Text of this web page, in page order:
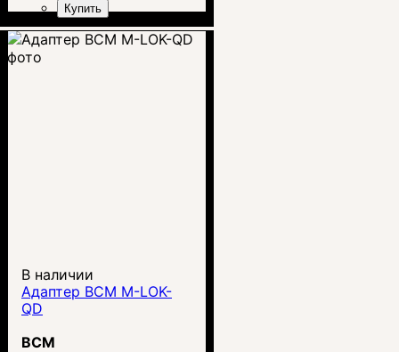
Купить
В наличии
Адаптер BCM M-LOK-
QD
BCM